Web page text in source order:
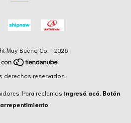
Muy Bueno Co. - 2026
derechos reservados.
Para reclamos ingresá acá. Botón